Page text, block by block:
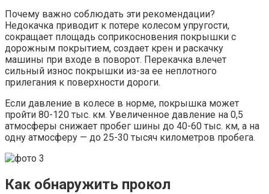
Почему важно соблюдать эти рекомендации?
Недокачка приводит к потере колесом упругости,
сокращает площадь соприкосновения покрышки с
дорожным покрытием, создает крен и раскачку
машины при входе в поворот. Перекачка влечет
сильный износ покрышки из-за ее неплотного
прилегания к поверхности дороги.
Если давление в колесе в норме, покрышка может
пройти 80-120 тыс. км. Увеличенное давление на 0,5
атмосферы снижает пробег шины до 40-60 тыс. км, а на
одну атмосферу — до 25-30 тысяч километров пробега.
Как обнаружить прокол